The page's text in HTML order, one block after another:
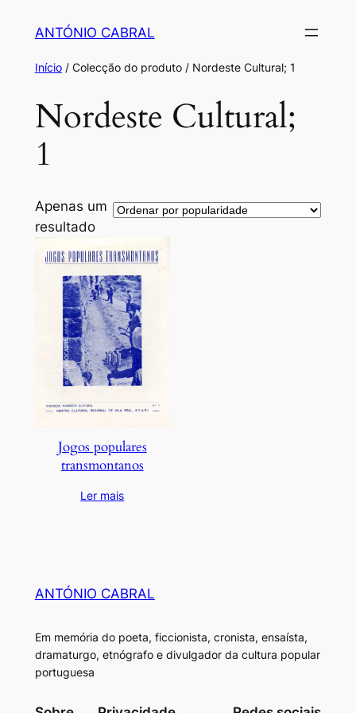
conteúdo
ANTÓNIO CABRAL
Início/ Colecção do produto / Nordeste Cultural; 1
Nordeste Cultural;
1
Apenas um
resultado
Jogos populares
transmontanos
Ler mais
ANTÓNIO CABRAL
Em memória do poeta, ficcionista, cronista, ensaísta,
dramaturgo, etnógrafo e divulgador da cultura popular
portuguesa